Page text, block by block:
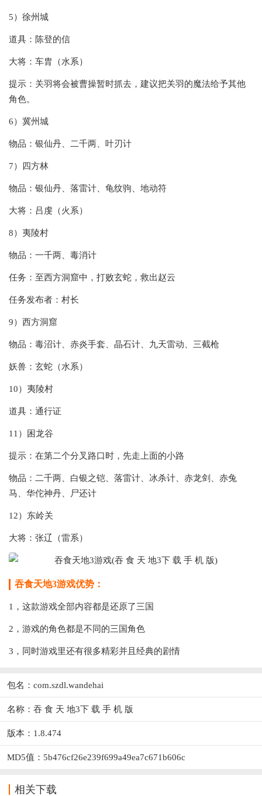
5）徐州城
道具：陈登的信
大将：车胄（水系）
提示：关羽将会被曹操暂时抓去，建议把关羽的魔法给予其他
角色。
6）冀州城
物品：银仙丹、二千两、叶刃计
7）四方林
物品：银仙丹、落雷计、龟纹驹、地动符
大将：吕虔（火系）
8）夷陵村
物品：一千两、毒消计
任务：至西方洞窟中，打败玄蛇，救出赵云
任务发布者：村长
9）西方洞窟
物品：毒沼计、赤炎手套、晶石计、九天雷动、三截枪
妖兽：玄蛇（水系）
10）夷陵村
道具：通行证
11）困龙谷
提示：在第二个分叉路口时，先走上面的小路
物品：二千两、白银之铠、落雷计、冰杀计、赤龙剑、赤兔
马、华佗神丹、尸还计
12）东岭关
大将：张辽（雷系）
吞食天地3游戏优势：
1，这款游戏全部内容都是还原了三国
2，游戏的角色都是不同的三国角色
3，同时游戏里还有很多精彩并且经典的剧情
包名：com.szdl.wandehai
名称：吞 食 天 地3下 载 手 机 版
版本：1.8.474
MD5值：5b476cf26e239f699a49ea7c671b606c
相关下载